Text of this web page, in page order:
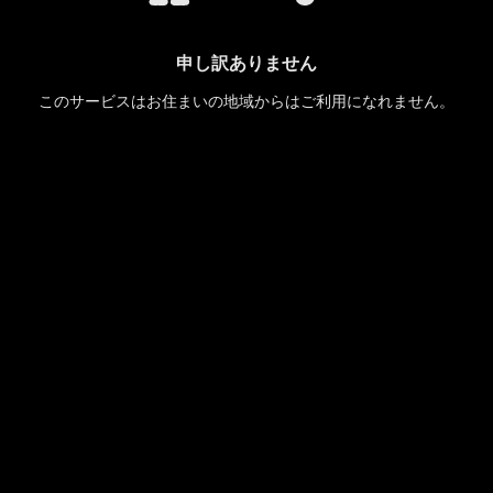
申し訳ありません
このサービスはお住まいの地域からはご利用になれません。